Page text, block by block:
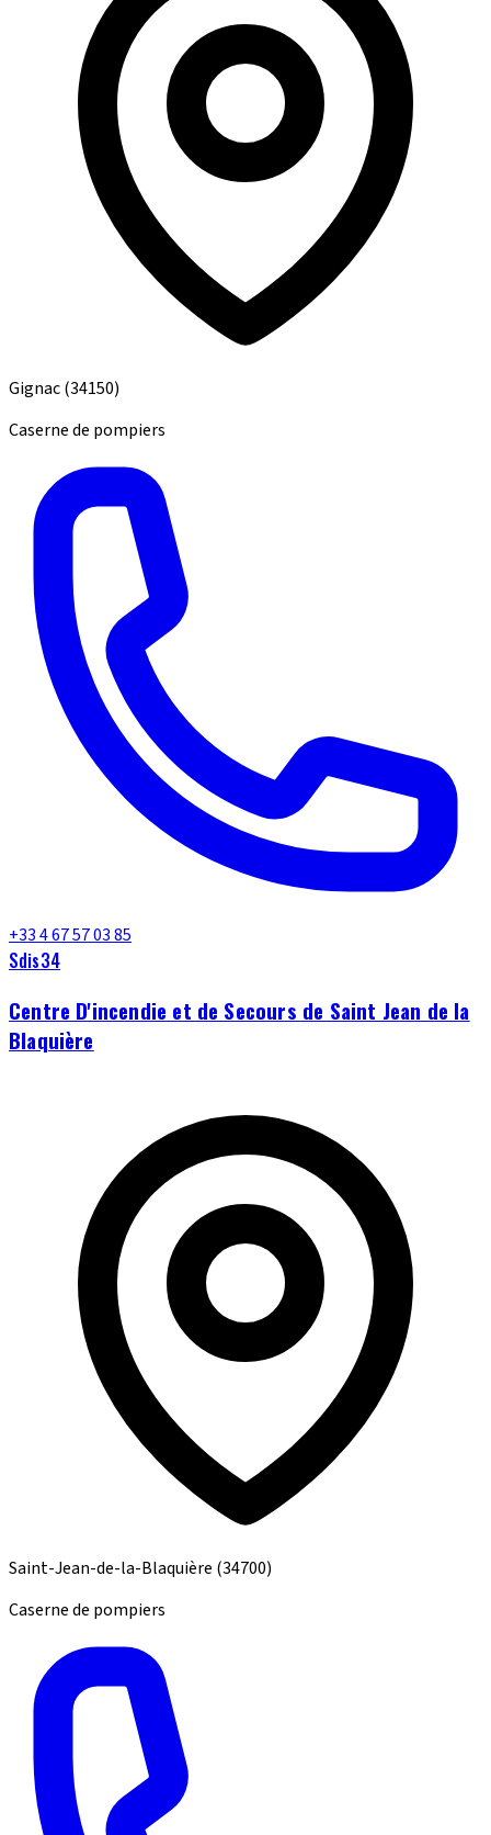
Gignac(34150)
Caserne de pompiers
+33 4 67 57 03 85
Sdis34
Centre D'incendie et de Secours de Saint Jean de la
Blaquière
Saint-Jean-de-la-Blaquière (34700)
Caserne de pompiers